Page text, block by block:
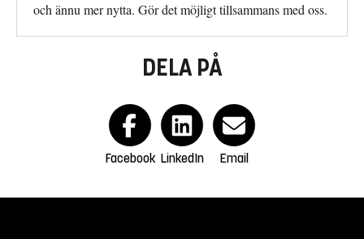
och ännu mer nytta. Gör det möjligt tillsammans med oss.
DELA PÅ
Facebook LinkedIn Email